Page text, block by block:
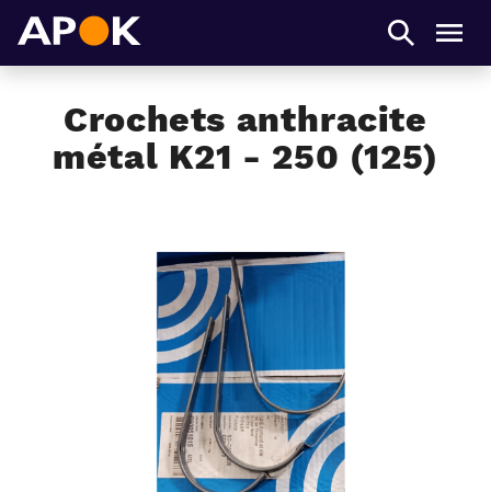
Crochets anthracite
métal K21 - 250 (125)